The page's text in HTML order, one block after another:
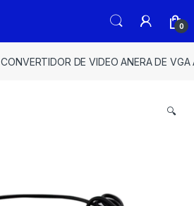
0
CONVERTIDOR DE VIDEO ANERA DE
🔍